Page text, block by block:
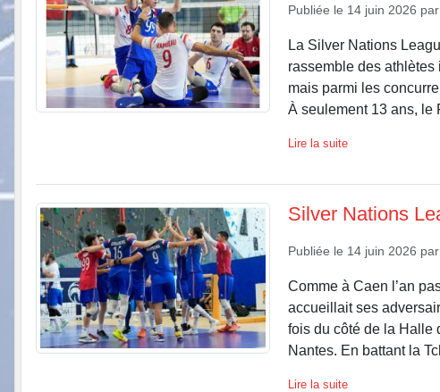
Publiée le 14 juin 2026 par
La Silver Nations
rassemble des
mais parmi les
À seulement 13 ans, le
Lire la suite
Silver Nations
Publiée le 14 juin 2026 par
Comme à Caen l’an
accueillait ses
fois du côté de la Halle
Nantes. En battant la
Lire la suite